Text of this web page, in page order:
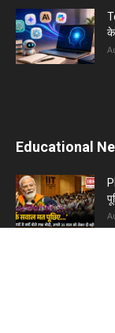
के...
Educational